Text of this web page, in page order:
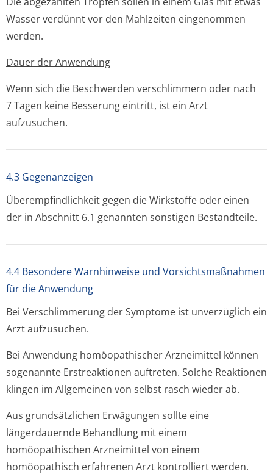
Wasser verdünnt vor den Mahlzeiten eingenommen
werden.
Dauer der Anwendung
Wenn sich die Beschwerden verschlimmern oder nach
7 Tagen keine Besserung eintritt, ist ein Arzt
aufzusuchen.
4.3 Gegenanzeigen
Überempfindlichkeit gegen die Wirkstoffe oder einen
der in Abschnitt 6.1 genannten sonstigen Bestandteile.
4.4 Besondere Warnhinweise und Vorsichtsmaßnahmen
für die Anwendung
Bei Verschlimmerung der Symptome ist unverzüglich ein
Arzt aufzusuchen.
Bei Anwendung homöopathischer Arzneimittel können
sogenannte Erstreaktionen auftreten. Solche Reaktionen
klingen im Allgemeinen von selbst rasch wieder ab.
Aus grundsätzlichen Erwägungen sollte eine
längerdauernde Behandlung mit einem
homöopathischen Arzneimittel von einem
homöopathisch erfahrenen Arzt kontrolliert werden.